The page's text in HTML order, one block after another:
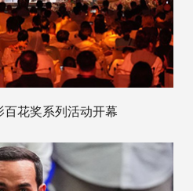
百花奖系列活动开幕